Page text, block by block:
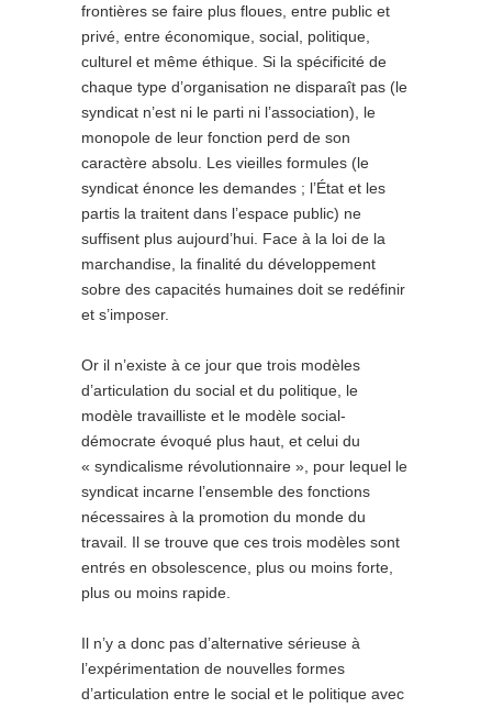
frontières se faire plus floues, entre public et
privé, entre économique, social, politique,
culturel et même éthique. Si la spécificité de
chaque type d’organisation ne disparaît pas (le
syndicat n’est ni le parti ni l’association), le
monopole de leur fonction perd de son
caractère absolu. Les vieilles formules (le
syndicat énonce les demandes ; l’État et les
partis la traitent dans l’espace public) ne
suffisent plus aujourd’hui. Face à la loi de la
marchandise, la finalité du développement
sobre des capacités humaines doit se redéfinir
et s’imposer.
Or il n’existe à ce jour que trois modèles
d’articulation du social et du politique, le
modèle travailliste et le modèle social-
démocrate évoqué plus haut, et celui du
« syndicalisme révolutionnaire », pour lequel le
syndicat incarne l’ensemble des fonctions
nécessaires à la promotion du monde du
travail. Il se trouve que ces trois modèles sont
entrés en obsolescence, plus ou moins forte,
plus ou moins rapide.
Il n’y a donc pas d’alternative sérieuse à
l’expérimentation de nouvelles formes
d’articulation entre le social et le politique avec